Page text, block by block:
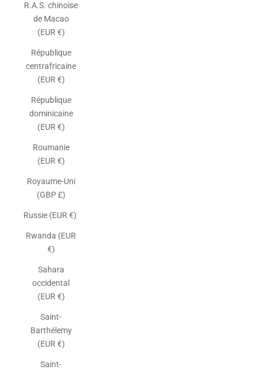
R.A.S. chinoise
de Macao
(EUR €)
République
centrafricaine
(EUR €)
République
dominicaine
(EUR €)
Roumanie
(EUR €)
Royaume-Uni
(GBP £)
Russie (EUR €)
Rwanda (EUR
€)
Sahara
occidental
(EUR €)
Saint-
Barthélemy
(EUR €)
Saint-